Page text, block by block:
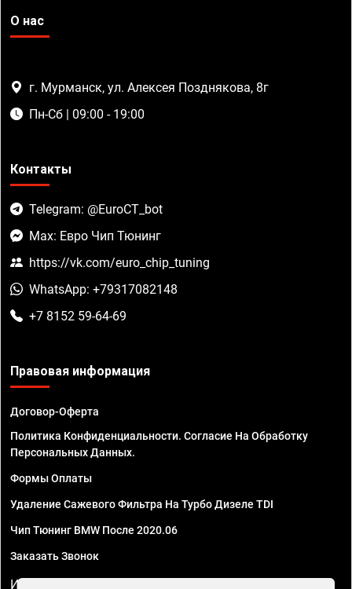
О нас
г. Мурманск, ул. Алексея Позднякова, 8г
Пн-Сб | 09:00 - 19:00
Контакты
Telegram: @EuroCT_bot
Max: Евро Чип Тюнинг
https://vk.com/euro_chip_tuning
WhatsApp: +79317082148
+7 8152 59-64-69
Правовая информация
Договор-Оферта
Политика Конфиденциальности. Согласие На Обработку
Персональных Данных.
Формы Оплаты
Удаление Сажевого Фильтра На Турбо Дизеле TDI
Чип Тюнинг BMW После 2020.06
Заказать Звонок
ИП Смирнов Георгий Павлович. ИНН 781302555843,